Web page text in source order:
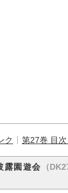
ク 第27巻 目次
園遊会
（